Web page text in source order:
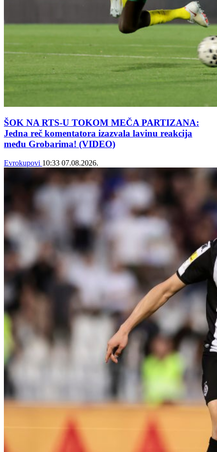
ŠOK NA RTS-U TOKOM MEČA PARTIZANA:
Jedna reč komentatora izazvala lavinu reakcija
među Grobarima! (VIDEO)
Evrokupovi 10:33 07.08.2026.